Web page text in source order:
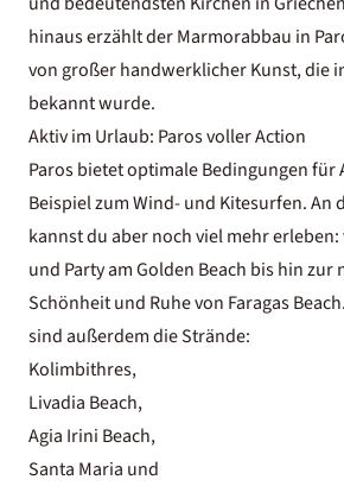
hinaus erzählt der Marmorabbau in
von großer handwerklicher Kunst, die
bekannt wurde.
Aktiv im Urlaub: Paros voller Action
Paros bietet optimale Bedingungen für
Beispiel zum Wind- und Kitesurfen. An
kannst du aber noch viel mehr
und Party am Golden Beach bis hin zur
Schönheit und Ruhe von Faragas
sind außerdem die Strände:
Kolimbithres,
Livadia Beach,
Agia Irini Beach,
Santa Maria und